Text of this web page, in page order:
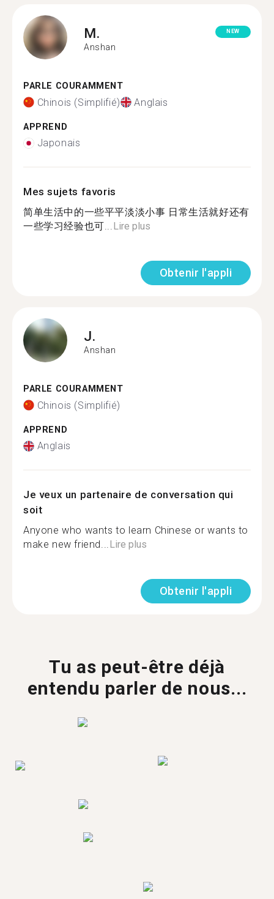
M.
Anshan
NEW
PARLE COURAMMENT
Chinois (Simplifié) Anglais
APPREND
Japonais
Mes sujets favoris
简单生活中的一些平平淡淡小事 日常生活就好还有
一些学习经验也可...Lire plus
Obtenir l'appli
J.
Anshan
PARLE COURAMMENT
Chinois (Simplifié)
APPREND
Anglais
Je veux un partenaire de conversation qui
soit
Anyone who wants to learn Chinese or wants to
make new friend...Lire plus
Obtenir l'appli
Tu as peut-être déjà
entendu parler de nous...